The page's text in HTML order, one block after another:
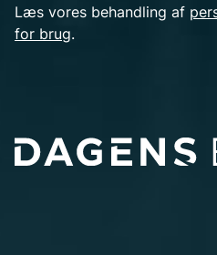
Læs vores behandling af
for brug.